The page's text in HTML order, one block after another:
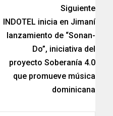
Siguiente
INDOTEL inicia en Jimaní
lanzamiento de “Sonan-
Do”, iniciativa del
proyecto Soberanía 4.0
que promueve música
dominicana